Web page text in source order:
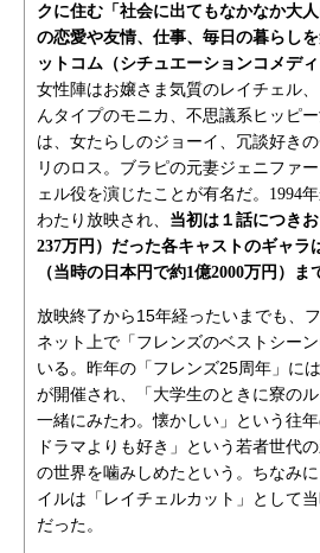
クに住む「社会に出てもなかなか大
の恋愛や友情、仕事、毎日の暮らし
ットコム（シチュエーションコメディ
女性陣はお嬢さま気質のレイチェル
んタイプのモニカ、不思議系ヒッピ
は、女たらしのジョーイ、冗談好き
リのロス。ブラピの元妻ジェニファ
ェル役を演じたことが有名だ。1994
わたり放映され、 当初は１話につき
237万円）だった各キャストのギャラ
（当時の日本円で約1億2000万円）ま
放映終了から15年経ったいまでも、
ネット上で「フレンズのベストシー
いる。昨年の「フレンズ25周年」に
が開催され、「大学生のときに寮の
一緒にみたわ。懐かしい」という往
ドラマよりも好き」という若者世代
の世界を噛みしめたという。ちなみ
イルは「レイチェルカット」として
だった。